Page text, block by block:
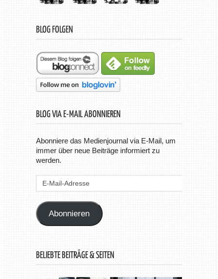
BLOG FOLGEN
BLOG VIA E-MAIL ABONNIEREN
Abonniere das Medienjournal via E-Mail, um
immer über neue Beiträge informiert zu
werden.
Abonnieren
BELIEBTE BEITRÄGE & SEITEN